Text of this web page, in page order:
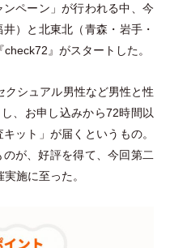
ンペーン 」が行われる中、今
井） と北東北 （青森 ・ 岩手 ・
』がスタートした。
クシュアル男性など男性と性
、お申し込みから72時間以
ット 」 が届くというもの。
が、好評を得て、今回第二
施に至った。